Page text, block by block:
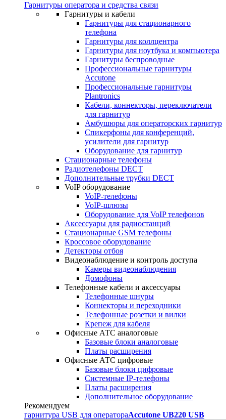
Гарнитуры оператора и средства связи
Гарнитуры и кабели
Гарнитуры для стационарного
телефона
Гарнитуры для коллцентра
Гарнитуры для ноутбука и компьютера
Гарнитуры беспроводные
Профессиональные гарнитуры
Accutone
Профессиональные гарнитуры
Plantronics
Кабели, коннекторы, переключатели
для гарнитур
Амбушюры для операторских гарнитур
Cпикерфоны для конференций,
усилители для гарнитур
Оборудование для гарнитур
Стационарные телефоны
Радиотелефоны DECT
Дополнительные трубки DECT
VoIP оборудование
VoIP-телефоны
VoIP-шлюзы
Оборудование для VoIP телефонов
Аксессуары для радиостанций
Стационарные GSM телефоны
Кроссовое оборудование
Детекторы отбоя
Видеонаблюдение и контроль доступа
Камеры видеонаблюдения
Домофоны
Телефонные кабели и аксессуары
Телефонные шнуры
Коннекторы и переходники
Телефонные розетки и вилки
Крепеж для кабеля
Офисные АТС аналоговые
Базовые блоки аналоговые
Платы расширения
Офисные АТС цифровые
Базовые блоки цифровые
Системные IP-телефоны
Платы расширения
Дополнительное оборудование
Рекомендуем
гарнитура USB для оператораAccutone UB220 USB